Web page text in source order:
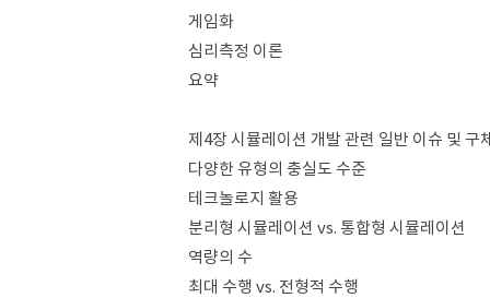
게임화
심리측정 이론
요약
제4장 시뮬레이션 개발 관련 일반 이슈 및 구
다양한 유형의 충실도 수준
테크놀로지 활용
분리형 시뮬레이션 vs. 통합형 시뮬레이션
역량의 수
최대 수행 vs. 전형적 수행